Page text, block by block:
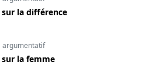
la différence
argumentatif
la femme